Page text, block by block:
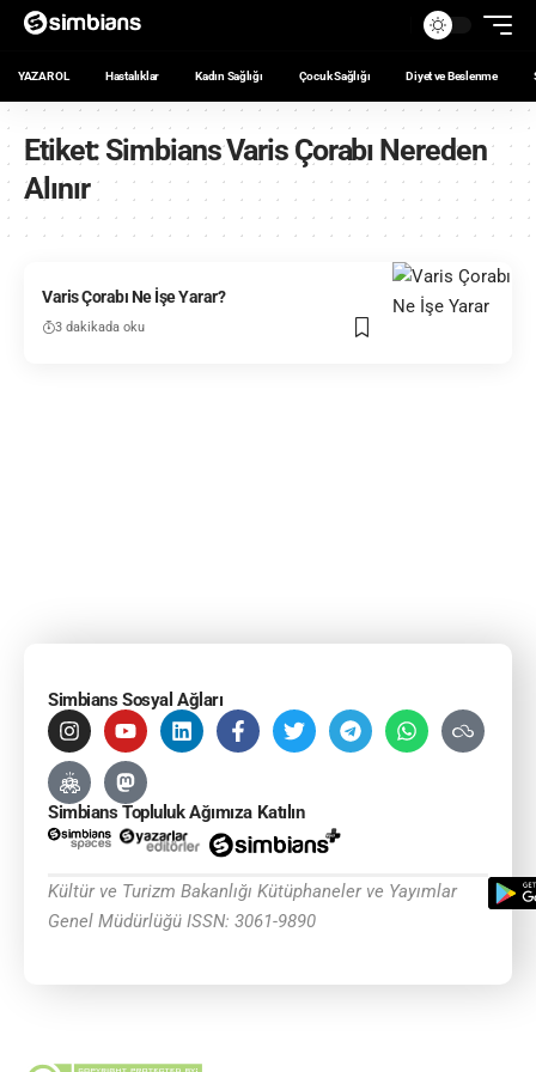
YAZAR OL Hastalıklar Kadın Sağlığı Çocuk Sağlığı Diyet ve Beslenme
Etiket: Simbians Varis Çorabı Nereden
Alınır
Varis Çorabı Ne İşe Yarar?
3 dakikada oku
Simbians Sosyal Ağları
Simbians Topluluk Ağımıza Katılın
Kültür ve Turizm Bakanlığı Kütüphaneler ve Yayımlar
Genel Müdürlüğü ISSN: 3061-9890